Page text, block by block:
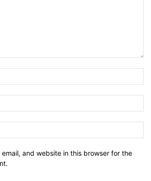
email, and website in this browser for the